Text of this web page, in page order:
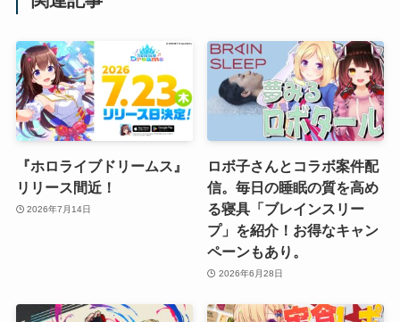
『ホロライブドリームス』
リリース間近！
2026年7月14日
ロボ子さんとコラボ案件配
信。毎日の睡眠の質を高め
る寝具「ブレインスリー
プ」を紹介！お得なキャン
ペーンもあり。
2026年6月28日